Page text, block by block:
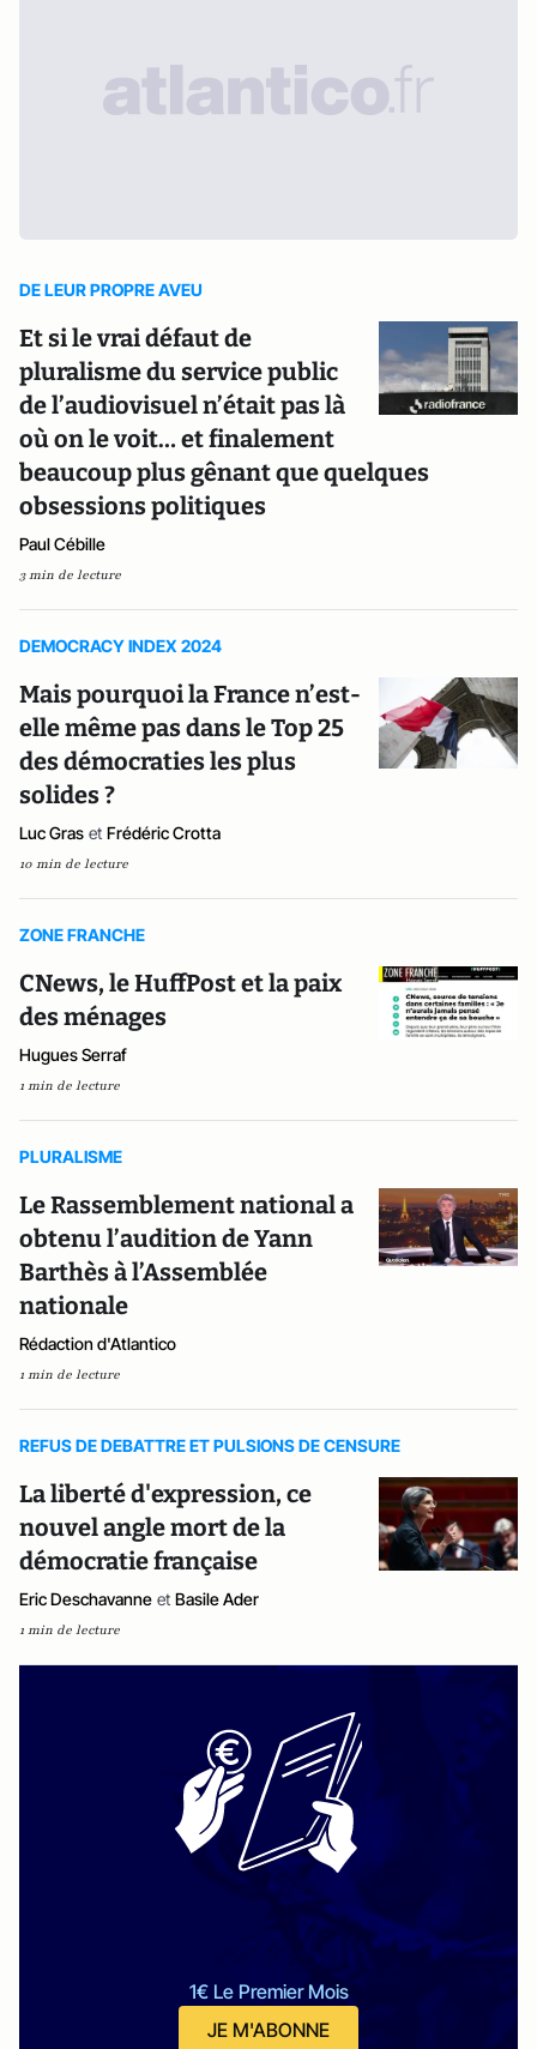
DE LEUR PROPRE AVEU
Et si le vrai défaut de
pluralisme du service public
de l’audiovisuel n’était pas là
où on le voit… et finalement
beaucoup plus gênant que quelques
obsessions politiques
Paul Cébille
3 min de lecture
DEMOCRACY INDEX 2024
Mais pourquoi la France n’est-
elle même pas dans le Top 25
des démocraties les plus
solides ?
Luc Gras et Frédéric Crotta
10 min de lecture
ZONE FRANCHE
CNews, le HuffPost et la paix
des ménages
Hugues Serraf
1 min de lecture
PLURALISME
Le Rassemblement national a
obtenu l’audition de Yann
Barthès à l’Assemblée
nationale
Rédaction d'Atlantico
1 min de lecture
REFUS DE DEBATTRE ET PULSIONS DE CENSURE
La liberté d'expression, ce
nouvel angle mort de la
démocratie française
Eric Deschavanne et Basile Ader
1 min de lecture
1€ Le Premier Mois
JE M'ABONNE